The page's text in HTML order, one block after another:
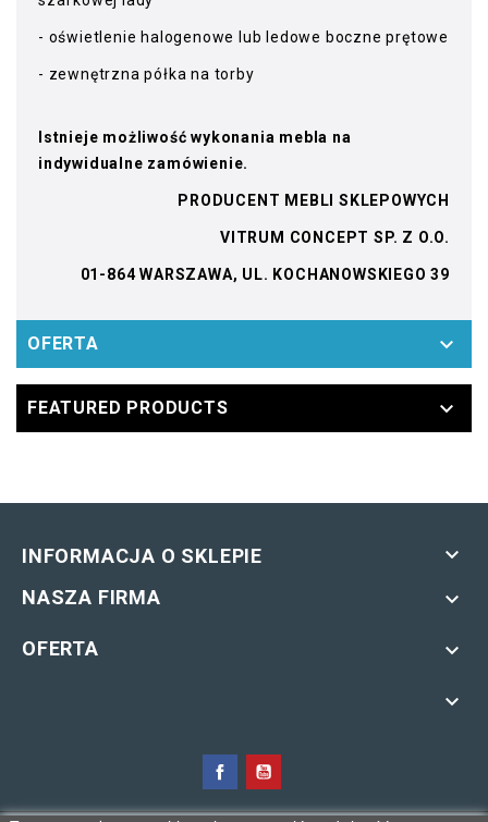
- oświetlenie halogenowe lub ledowe boczne prętowe
- zewnętrzna półka na torby
Istnieje możliwość wykonania mebla na
indywidualne zamówienie.
PRODUCENT MEBLI SKLEPOWYCH
VITRUM CONCEPT SP. Z O.O.
01-864 WARSZAWA, UL. KOCHANOWSKIEGO 39
OFERTA 
FEATURED PRODUCTS 
INFORMACJA O SKLEPIE 
NASZA FIRMA 
OFERTA

